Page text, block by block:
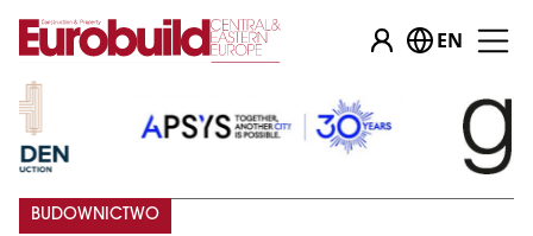
EN
BUDOWNICTWO